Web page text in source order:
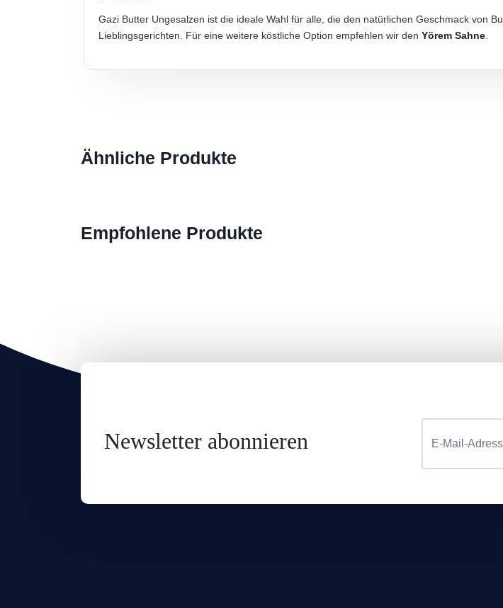
Gazi Butter Ungesalzen ist die ideale Wahl für alle, die den natürlichen Geschmack von
Lieblingsgerichten. Für eine weitere köstliche Option empfehlen wir den Yörem Sahne
Ähnliche Produkte
Empfohlene Produkte
Newsletter abonnieren